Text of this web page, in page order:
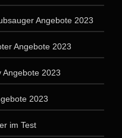
Angebote 2023
Angebote 2023
Angebote 2023
2023
im Test